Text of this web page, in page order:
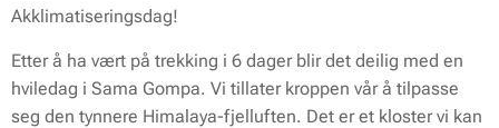
Akklimatiseringsdag!
Etter å ha vært på trekking i 6 dager blir det deilig med en
hviledag i Sama Gompa. Vi tillater kroppen vår å tilpasse
seg den tynnere Himalaya-fjelluften. Det er et kloster vi kan